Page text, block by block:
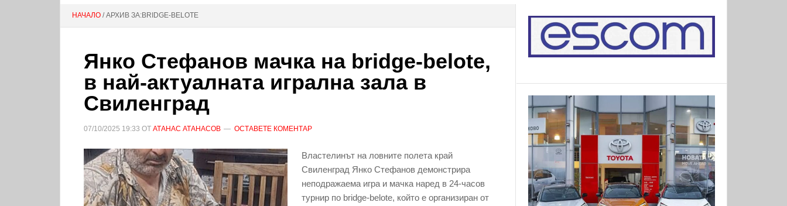
НАЧАЛО / АРХИВ ЗА:BRIDGE-BELOTE
Янко Стефанов мачка на bridge-belote,
в най-актуалната игрална зала в
Свиленград
07/10/2025 19:33 ОТ АТАНАС АТАНАСОВ ОСТАВЕТЕ КОМЕНТАР
Властелинът на ловните полета край
Свиленград Янко Стефанов демонстрира
неподражаема игра и мачка наред в 24-часов
турнир по bridge-belote, който е организиран от